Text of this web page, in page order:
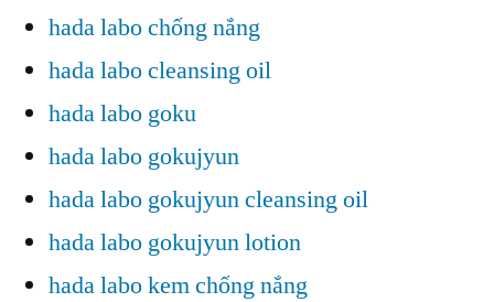
hada labo chống nắng
hada labo cleansing oil
hada labo goku
hada labo gokujyun
hada labo gokujyun cleansing oil
hada labo gokujyun lotion
hada labo kem chống nắng